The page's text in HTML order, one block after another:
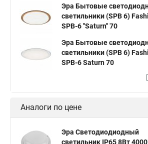
Эра Бытовые
светильники (SPB 6)
SPB-6 "Saturn" 70
Эра Бытовые
светильники (SPB 6)
SPB-6 Saturn 70
Аналоги по цене
Эра Светодиодиодный
светильник IP65 8Вт